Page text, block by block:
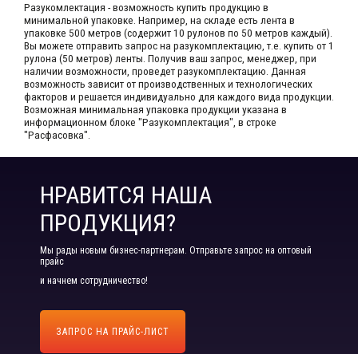
Разукомлектация - возможность купить продукцию в
минимальной упаковке. Например, на складе​ есть лента в
упаковке 500 метров (содержит 10 рулонов по 50 метров каждый).​
Вы можете отправить запрос на разукомплектацию, т.е. купить от 1
рулона (50 метров) ленты. Получив ваш запрос,​ менеджер, при
наличии возможности, проведет разукомплектацию. Данная
возможность зависит от производственных​ и технологических
факторов и решается индивидуально для каждого вида продукции.​
Возможная минимальная упаковка продукции указана в
информационном блоке "Разукомплектация", в строке
"Расфасовка".
НРАВИТСЯ НАША
ПРОДУКЦИЯ?
Мы рады новым бизнес-партнерам. Отправьте запрос на оптовый
прайс
и начнем сотрудничество!
ЗАПРОС НА ПРАЙС-ЛИСТ